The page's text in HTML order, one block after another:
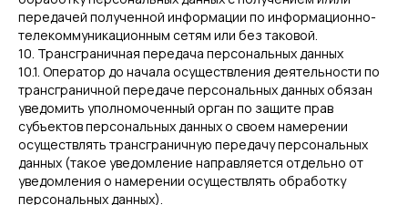
передачей полученной информации по информационно-
телекоммуникационным сетям или без таковой.
10. Трансграничная передача персональных данных
10.1. Оператор до начала осуществления деятельности по
трансграничной передаче персональных данных обязан
уведомить уполномоченный орган по защите прав
субъектов персональных данных о своем намерении
осуществлять трансграничную передачу персональных
данных (такое уведомление направляется отдельно от
уведомления о намерении осуществлять обработку
персональных данных).